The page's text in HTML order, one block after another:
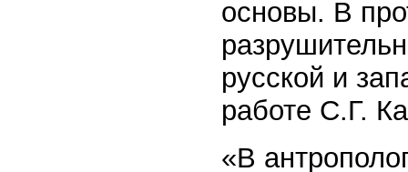
основы. В
русской и
работе С.Г.
«В